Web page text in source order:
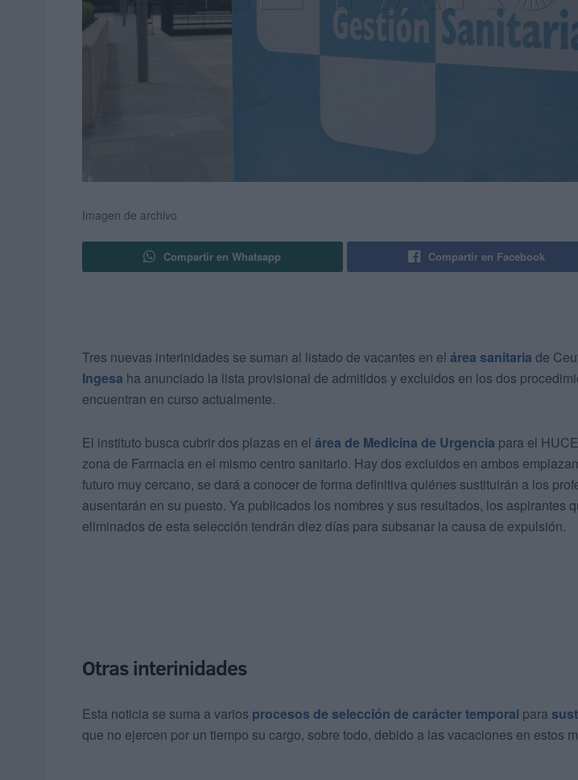
Imagen de archivo
Compartir en Whatsapp Compartir en Facebook
Tres nuevas interinidades se suman al listado de vacantes en el área sanitaria de
Ingesa ha anunciado la lista provisional de admitidos y excluidos en los dos
encuentran en curso actualmente.
El instituto busca cubrir dos plazas en el área de Medicina de Urgencia para el
zona de Farmacia en el mismo centro sanitario. Hay dos excluidos en ambos
futuro muy cercano, se dará a conocer de forma definitiva quiénes sustituirán a los
ausentarán en su puesto. Ya publicados los nombres y sus resultados, los aspirantes
eliminados de esta selección tendrán diez días para subsanar la causa de expulsión.
Otras interinidades
Esta noticia se suma a varios procesos de selección de carácter temporal para
que no ejercen por un tiempo su cargo, sobre todo, debido a las vacaciones en estos